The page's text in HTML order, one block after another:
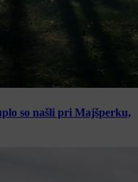
so našli pri Majšperku,